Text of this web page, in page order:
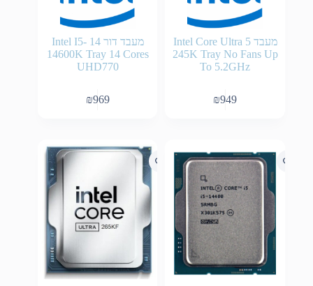
מעבד Intel Core Ultra 5
245K Tray No Fans Up
To 5.2GHz
₪949
מעבד דור 14 Intel I5-
14600K Tray 14 Cores
UHD770
₪969